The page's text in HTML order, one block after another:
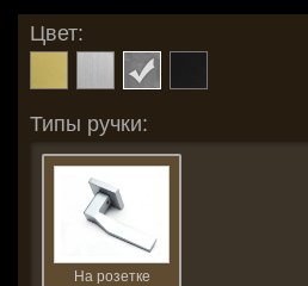
Цвет:
Типы ручки:
На розетке